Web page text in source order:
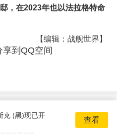
，在2023年也以法拉格特命
【编辑：战舰世界】
享到QQ空间
式的
克 (黑)现已开
查看